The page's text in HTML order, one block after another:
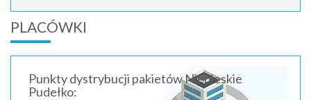
PLACÓWKI
Punkty dystrybucji pakietów Niebieskie
Pudełko: